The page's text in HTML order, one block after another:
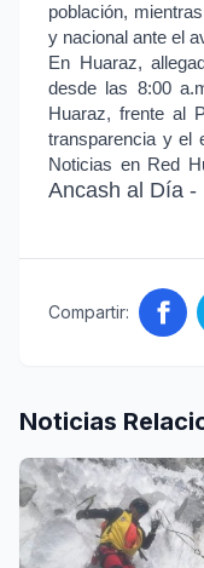
población,
y nacional ante el
En Huaraz,
desde las 8:00
Huaraz, frente al
transparencia y el
Noticias en Red
Ancash al Día -
Compartir:
Noticias